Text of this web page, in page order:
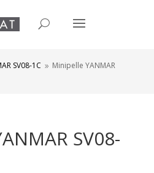
SV08-1C 9 Minipelle YANMAR
SV08-